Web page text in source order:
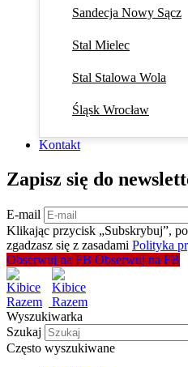
Sandecja Nowy Sącz
Stal Mielec
Stal Stalowa Wola
Śląsk Wrocław
Kontakt
Zapisz się do
E-mail
Klikając przycisk „Subskrybuj”,
zgadzasz się z zasadami Polityka
Obserwuj na FB Obserwuj na FB
Wyszukiwarka
Szukaj
Często wyszukiwane